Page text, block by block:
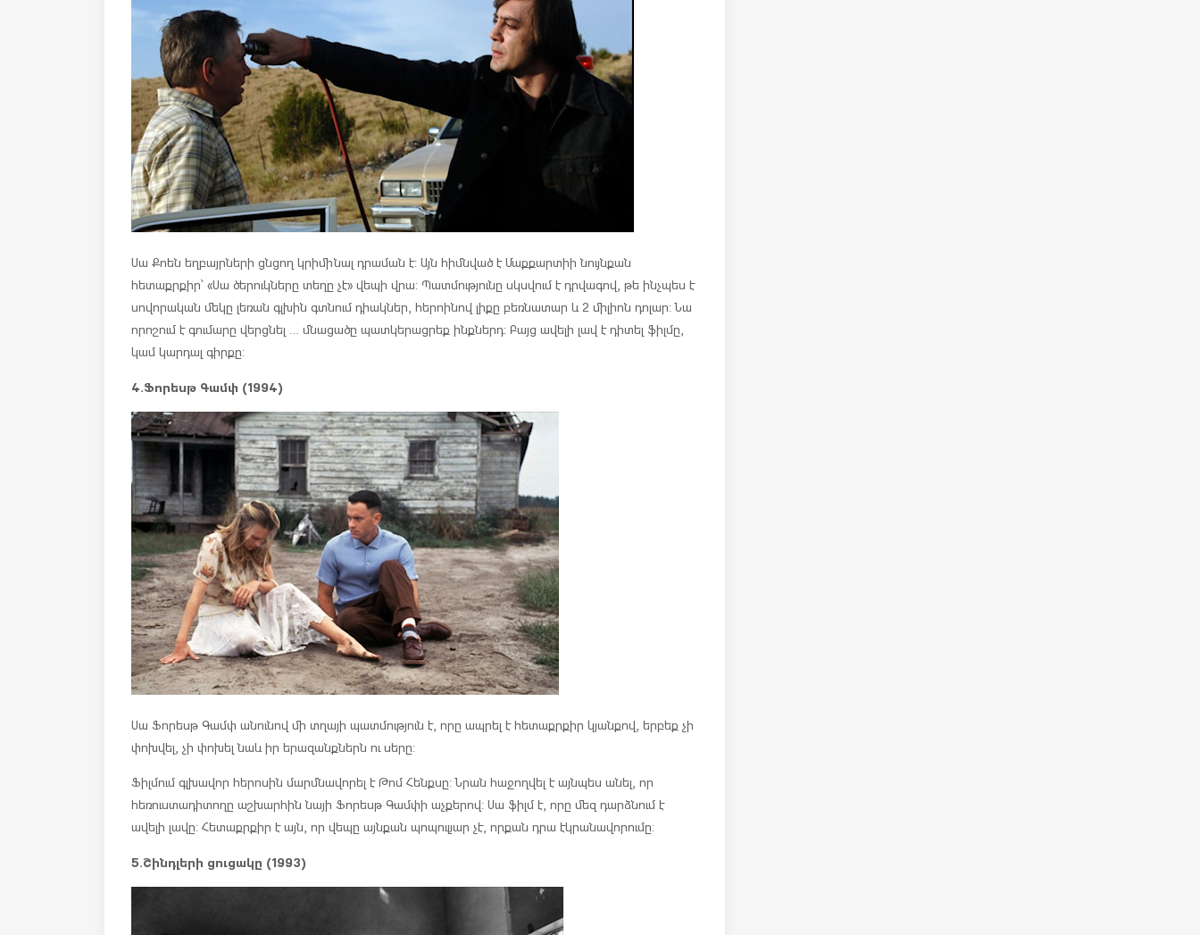
Սա Քոեն եղբայրների ցնցող կրիմինալ դրաման է: Այն հիմնված է Մաքքարտիի նույնքան
հետաքրքիր՝ «Սա ծերուկները տեղը չէ» վեպի վրա: Պատմությունը սկսվում է դրվագով, թե ինչպես է
սովորական մեկը լեռան գլխին գտնում դիակներ, հերոինով լիքը բեռնատար և 2 միլիոն դոլար: Նա
որոշում է գումարը վերցնել … մնացածը պատկերացրեք ինքներդ: Բայց ավելի լավ է դիտել ֆիլմը,
կամ կարդալ գիրքը:
4.Ֆորեսթ Գամփ (1994)
Սա Ֆորեսթ Գամփ անունով մի տղայի պատմություն է, որը ապրել է հետաքրքիր կյանքով, երբեք չի
փոխվել, չի փոխել նաև իր երազանքներն ու սերը:
Ֆիլմում գլխավոր հերոսին մարմնավորել է Թոմ Հենքսը: Նրան հաջողվել է այնպես անել, որ
հեռուստադիտողը աշխարհին նայի Ֆորեսթ Գամփի աչքերով: Սա ֆիլմ է, որը մեզ դարձնում է
ավելի լավը: Հետաքրքիր է այն, որ վեպը այնքան պոպուլյար չէ, որքան դրա էկրանավորումը:
5.Շինդլերի ցուցակը (1993)